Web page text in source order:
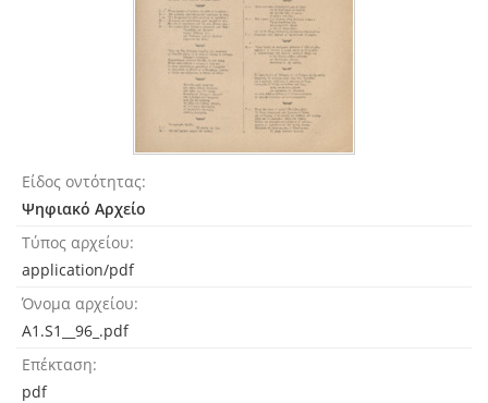
Είδος οντότητας
Ψηφιακό Αρχείο
Τύπος αρχείου
application/pdf
Όνομα αρχείου
A1.S1__96_.pdf
Επέκταση
pdf